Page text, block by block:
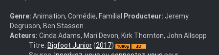
Genre: Animation, Comédie, Familial Producteur: Jeremy
Degruson, Ben Stassen
Acteurs: Cinda Adams, Mari Devon, Kirk Thornton, John Allsopp
The.Son.Of.BigFoot.2017.3D.SBS.MULTI.VFI.1080p.BluRay.x264
Titre: Bigfoot Junior(2017)